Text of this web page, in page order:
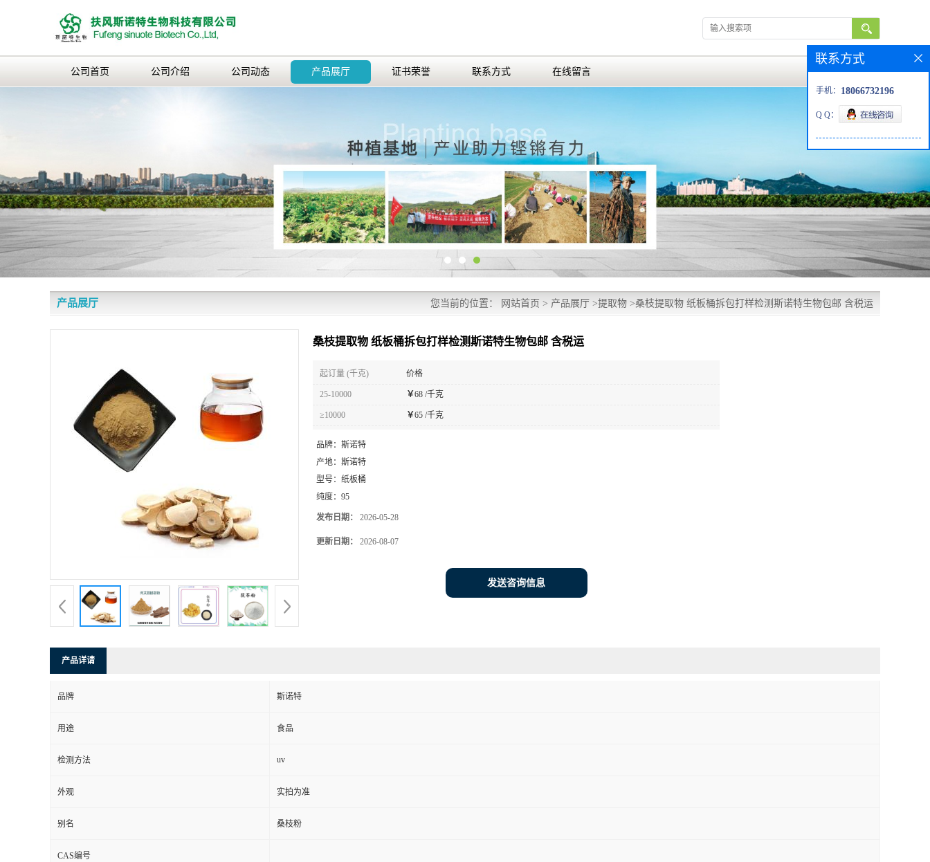
公司首页 公司介绍 公司动态 产品展厅 证书荣誉 联系方式 在线留言
产品展厅 您当前的位置： 网站首页 > 产品展厅 >提取物 >桑枝提取物 纸板桶拆包打样检测斯诺特生物包邮 含税运
桑枝提取物 纸板桶拆包打样检测斯诺特生物包邮 含税运
起订量 (千克) 价格
25-10000 ￥68 /千克
≥10000 ￥65 /千克
品牌： 斯诺特
产地： 斯诺特
型号： 纸板桶
纯度： 95
发布日期： 2026-05-28
更新日期： 2026-08-07
发送咨询信息
产品详请
品牌 斯诺特
用途 食品
检测方法 uv
外观 实拍为准
别名 桑枝粉
CAS编号
联系方式
手机： 18066732196
Q Q：